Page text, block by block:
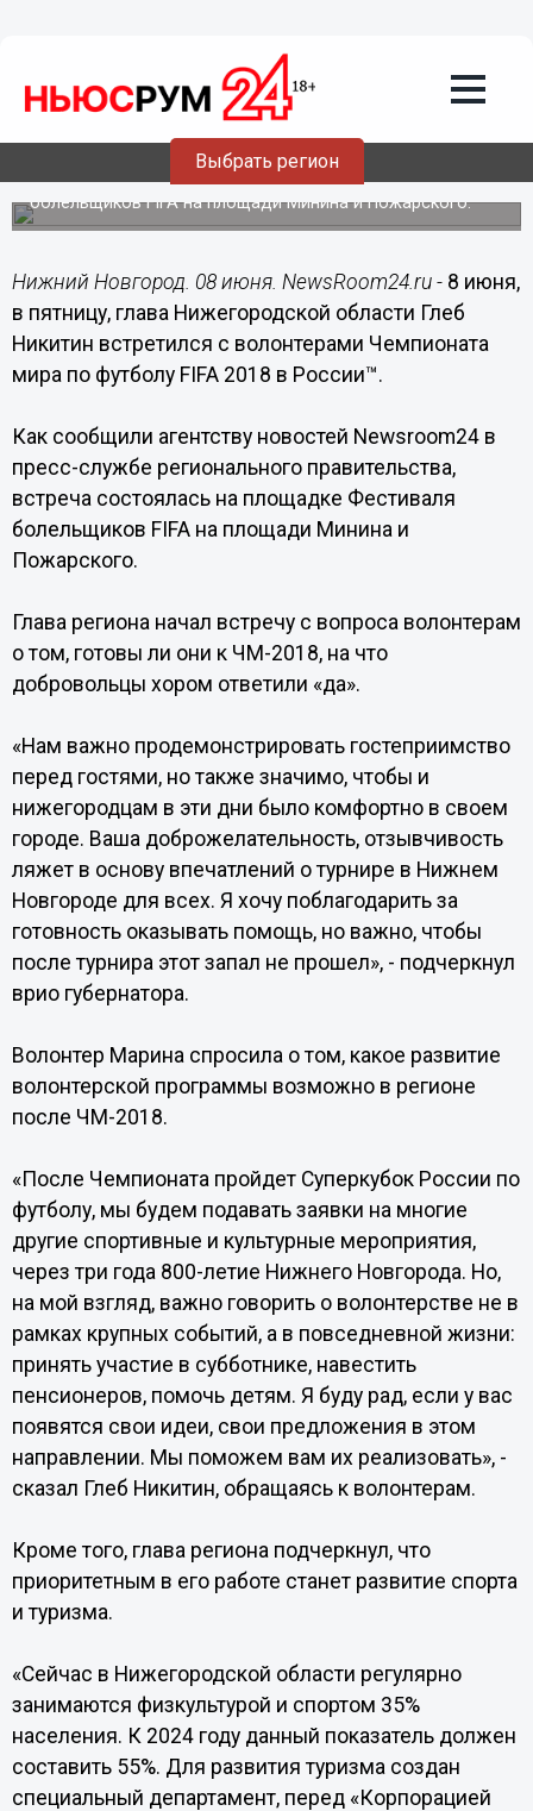
Выбрать регион
08.06.201819:57
Глеб Никитин встретился с
волонтерами ЧМ-2018
Встреча состоялась на площадке Фестиваля
болельщиков FIFA на площади Минина и Пожарского.
Нижний Новгород. 08 июня. NewsRoom24.ru - 8 июня,
в пятницу, глава Нижегородской области Глеб
Никитин встретился с волонтерами Чемпионата
мира по футболу FIFA 2018 в России™.
Как сообщили агентству новостей Newsroom24 в
пресс-службе регионального правительства,
встреча состоялась на площадке Фестиваля
болельщиков FIFA на площади Минина и
Пожарского.
Глава региона начал встречу с вопроса волонтерам
о том, готовы ли они к ЧМ-2018, на что
добровольцы хором ответили «да».
«Нам важно продемонстрировать гостеприимство
перед гостями, но также значимо, чтобы и
нижегородцам в эти дни было комфортно в своем
городе. Ваша доброжелательность, отзывчивость
ляжет в основу впечатлений о турнире в Нижнем
Новгороде для всех. Я хочу поблагодарить за
готовность оказывать помощь, но важно, чтобы
после турнира этот запал не прошел», - подчеркнул
врио губернатора.
Волонтер Марина спросила о том, какое развитие
волонтерской программы возможно в регионе
после ЧМ-2018.
«После Чемпионата пройдет Суперкубок России по
футболу, мы будем подавать заявки на многие
другие спортивные и культурные мероприятия,
через три года 800-летие Нижнего Новгорода. Но,
на мой взгляд, важно говорить о волонтерстве не в
рамках крупных событий, а в повседневной жизни:
принять участие в субботнике, навестить
пенсионеров, помочь детям. Я буду рад, если у вас
появятся свои идеи, свои предложения в этом
направлении. Мы поможем вам их реализовать», -
сказал Глеб Никитин, обращаясь к волонтерам.
Кроме того, глава региона подчеркнул, что
приоритетным в его работе станет развитие спорта
и туризма.
«Сейчас в Нижегородской области регулярно
занимаются физкультурой и спортом 35%
населения. К 2024 году данный показатель должен
составить 55%. Для развития туризма создан
специальный департамент, перед «Корпорацией